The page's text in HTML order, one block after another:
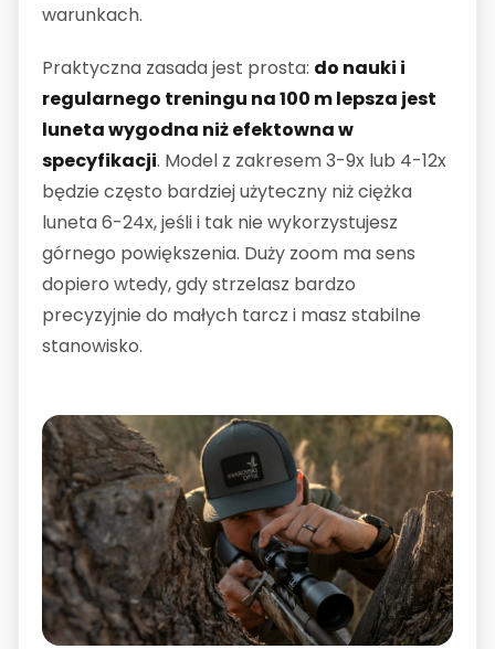
warunkach.
Praktyczna zasada jest prosta: do nauki i
regularnego treningu na 100 m lepsza jest
luneta wygodna niż efektowna w
specyfikacji. Model z zakresem 3-9x lub 4-12x
będzie często bardziej użyteczny niż ciężka
luneta 6-24x, jeśli i tak nie wykorzystujesz
górnego powiększenia. Duży zoom ma sens
dopiero wtedy, gdy strzelasz bardzo
precyzyjnie do małych tarcz i masz stabilne
stanowisko.